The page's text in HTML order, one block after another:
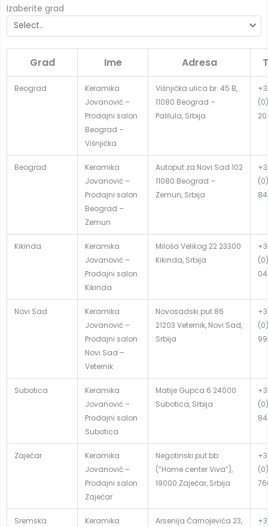
Izaberite grad
Grad Ime Adresa
Beograd
Keramika
Jovanović –
Prodajni salon
Beograd –
Višnjička
Višnjička ulica br. 45 B,
11080 Beograd –
Palilula, Srbija
Beograd
Keramika
Jovanović –
Prodajni salon
Beograd –
Zemun
Autoput za Novi Sad 102
11080 Beograd –
Zemun, Srbija
Kikinda
Keramika
Jovanović –
Prodajni salon
Kikinda
Miloša Velikog 22 23300
Kikinda, Srbija
Novi Sad
Keramika
Jovanović –
Prodajni salon
Novi Sad –
Veternik
Novosadski put 86
21203 Veternik, Novi Sad,
Srbija
Subotica
Keramika
Jovanović –
Prodajni salon
Subotica
Matije Gupca 6 24000
Subotica, Srbija
Zaječar
Keramika
Jovanović –
Prodajni salon
Zaječar
Negotinski put bb
(“Home center Viva”),
19000 Zaječar, Srbija
Sremska
Keramika
Arsenija Čarnojevića 23,